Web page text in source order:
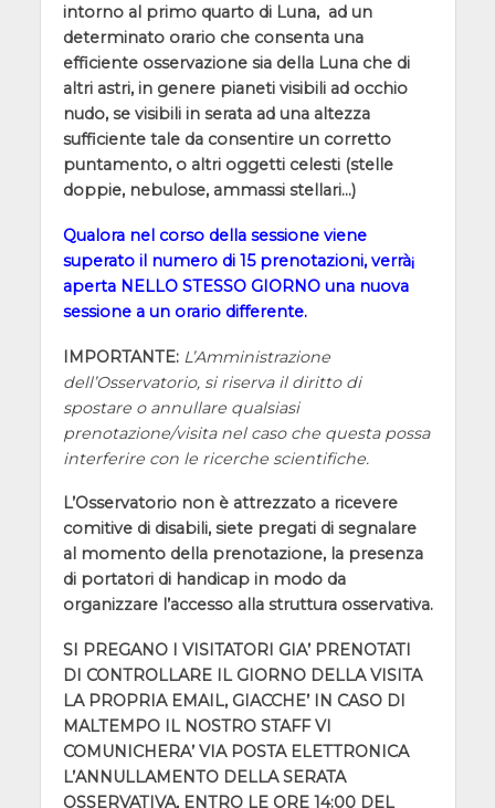
intorno al primo quarto di Luna, ad un
determinato orario che consenta una
efficiente osservazione sia della Luna che di
altri astri, in genere pianeti visibili ad occhio
nudo, se visibili in serata ad una altezza
sufficiente tale da consentire un corretto
puntamento, o altri oggetti celesti (stelle
doppie, nebulose, ammassi stellari…)
Qualora nel corso della sessione viene
superato il numero di 15 prenotazioni, verrà¡
aperta NELLO STESSO GIORNO una nuova
sessione a un orario differente.
IMPORTANTE: L’Amministrazione
dell’Osservatorio, si riserva il diritto di
spostare o annullare qualsiasi
prenotazione/visita nel caso che questa possa
interferire con le ricerche scientifiche.
L’Osservatorio non è attrezzato a ricevere
comitive di disabili, siete pregati di segnalare
al momento della prenotazione, la presenza
di portatori di handicap in modo da
organizzare l’accesso alla struttura osservativa.
SI PREGANO I VISITATORI GIA’ PRENOTATI
DI CONTROLLARE IL GIORNO DELLA VISITA
LA PROPRIA EMAIL, GIACCHE’ IN CASO DI
MALTEMPO IL NOSTRO STAFF VI
COMUNICHERA’ VIA POSTA ELETTRONICA
L’ANNULLAMENTO DELLA SERATA
OSSERVATIVA, ENTRO LE ORE 14:00 DEL